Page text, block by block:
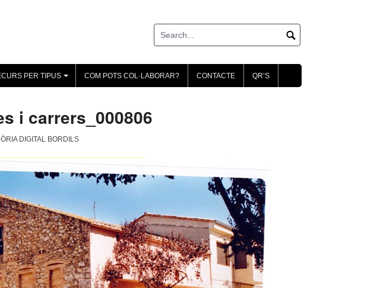
+
PER TIPUS COM POTS COL·LABORAR? CONTACTE QR’S
i carrers_000806
DIGITAL BORDILS